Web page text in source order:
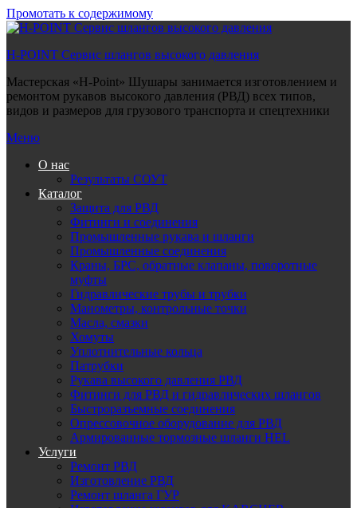
Промотать к содержимому
H-POINT Сервис шлангов высокого давления
Мастерская «H-Point» Шушары занимается изготовлением и
ремонтом рукавов высокого давления (РВД) всех типов,
видов и размеров для грузового транспорта и спецтехники
Меню
О нас
Результаты СОУТ
Каталог
Защита для РВД
Фитинги и соединения
Промышленные рукава и шланги
Промышленные соединения
Краны, БРС, обратные клапаны, поворотные
муфты
Гидравлические трубы и трубки
Манометры, контрольные точки
Масла, смазки
Хомуты
Уплотнительные кольца
Патрубки
Рукава высокого давления РВД
Фитинги для РВД и гидравлических шлангов
Быстроразъемные соединения
Опрессовочное оборудование для РВД
Армированные тормозные шланги HEL
Услуги
Ремонт РВД
Изготовление РВД
Ремонт шланга ГУР